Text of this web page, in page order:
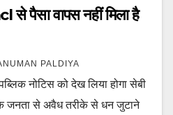
पैसा वापस नहीं मिला है
PALDIYA
नोटिस को देख लिया होगा सेबी
जनता से अवैध तरीके से धन जुटाने